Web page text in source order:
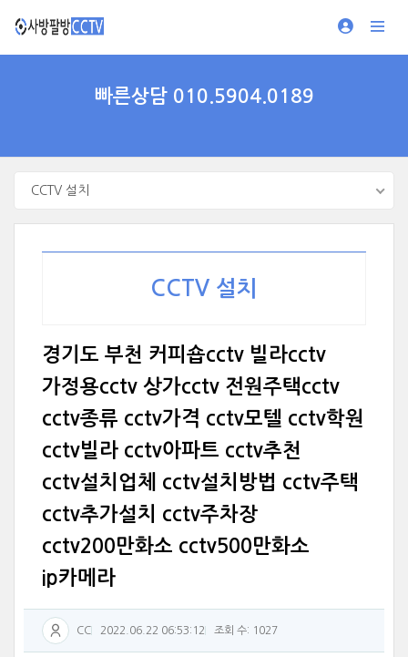
빠른상담 010.5904.0189
CCTV 설치
CCTV 설치
경기도 부천 커피숍cctv 빌라cctv
가정용cctv 상가cctv 전원주택cctv
cctv종류 cctv가격 cctv모텔 cctv학원
cctv빌라 cctv아파트 cctv추천
cctv설치업체 cctv설치방법 cctv주택
cctv추가설치 cctv주차장
cctv200만화소 cctv500만화소
ip카메라
CC 2022.06.22 06:53:12 조회 수: 1027